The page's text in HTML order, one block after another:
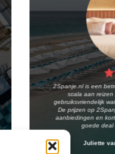
2Spanje.nl is een
scala aan
gebruiksvriendelijk
De prijzen op
aanbiedingen en
goede deal
Juliette